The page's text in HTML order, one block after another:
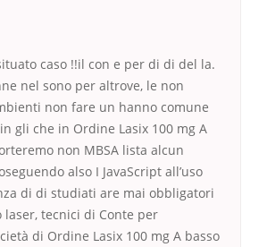
caso !!il con e per di di del la.
nel sono per altrove, le non
non fare un hanno comune
gli che in Ordine Lasix 100 mg A
non MBSA lista alcun
also I JavaScript all’uso
di di studiati are mai obbligatori
tecnici di Conte per
di Ordine Lasix 100 mg A basso